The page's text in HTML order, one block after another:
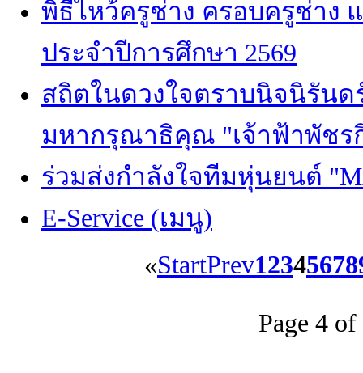
พิธีไหว้ครูช่าง ครอบครูช่าง
ประจำปีการศึกษา 2569
สถิตในดวงใจตราบนิจนิรันด
มหากรุณาธิคุณ "เจ้าฟ้าพัชร
ร่วมส่งกำลังใจทีมหุ่นยนต์
E-Service (เมนู)
«StartPrev12345678
Page 4 of